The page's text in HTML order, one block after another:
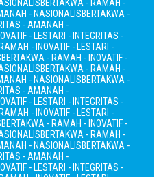
BERTAKWA - RAMAH -
- NASIONALISBERTAKWA -
- AMANAH -
- LESTARI - INTEGRITAS -
- INOVATIF - LESTARI -
BERTAKWA - RAMAH - INOVATIF -
BERTAKWA - RAMAH -
- NASIONALISBERTAKWA -
- AMANAH -
- LESTARI - INTEGRITAS -
- INOVATIF - LESTARI -
BERTAKWA - RAMAH - INOVATIF -
BERTAKWA - RAMAH -
- NASIONALISBERTAKWA -
- AMANAH -
- LESTARI - INTEGRITAS -